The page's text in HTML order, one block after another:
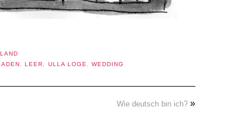
,LEER ULLA LOGE WEDDING
Wie deutsch bin ich?»